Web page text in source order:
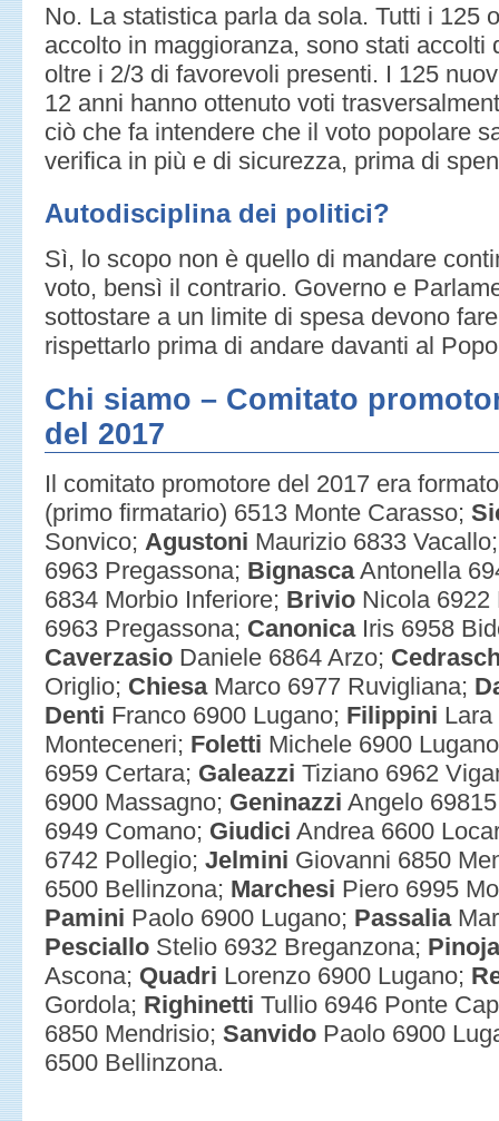
No. La statistica parla da sola. Tutti i 125
accolto in maggioranza, sono stati accolti
oltre i 2/3 di favorevoli presenti. I 125
12 anni hanno ottenuto voti
ciò che fa intendere che il voto popolare
verifica in più e di sicurezza, prima di
Autodisciplina dei politici?
Sì, lo scopo non è quello di mandare
voto, bensì il contrario. Governo e
sottostare a un limite di spesa devono
rispettarlo prima di andare davanti al
Chi siamo – Comitato
del 2017
Il comitato promotore del 2017 era
(primo firmatario) 6513 Monte Carasso;
Sonvico; Agustoni Maurizio 6833
6963 Pregassona; BignascaAntonella
6834 Morbio Inferiore; Brivio Nicola
6963 Pregassona; CanonicaIris 6958
Caverzasio Daniele 6864 Arzo;
Origlio; ChiesaMarco 6977 Ruvigliana;
Denti Franco 6900 Lugano; Filippini
Monteceneri; Foletti Michele 6900
6959 Certara; Galeazzi Tiziano 6962
6900 Massagno; Geninazzi Angelo
6949 Comano; Giudici Andrea 6600
6742 Pollegio; Jelmini Giovanni 6850
6500 Bellinzona; Marchesi Piero 6995
Pamini Paolo 6900 Lugano; Passalia
Pesciallo Stelio 6932 Breganzona; Pinoja
Ascona; Quadri Lorenzo 6900 Lugano;
Gordola; Righinetti Tullio 6946 Ponte
6850 Mendrisio; Sanvido Paolo 6900
6500 Bellinzona.